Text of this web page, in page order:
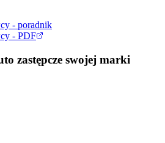
- poradnik
- PDF
zastępcze swojej marki